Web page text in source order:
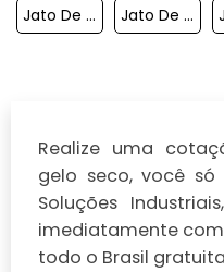
Jato De Areia Artesanal Jato De Areia Pequeno
Realize uma
gelo seco, você
Soluções
imediatamente
todo o Brasil